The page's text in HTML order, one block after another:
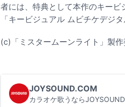
者には、特典として本作のキー
「キービジュアル ムビチケデジ
(c)「ミスタームーンライト」製
JOYSOUND.COM
カラオケ歌うならJOYSOUND